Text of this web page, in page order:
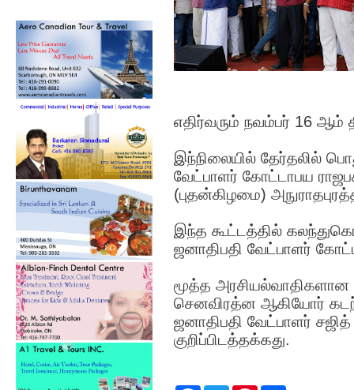
எதிர்வரும் நவம்பர் 16 ஆம்
இந்நிலையில் தேர்தலில்
வேட்பாளர் கோட்டாபய
(புதன்கிழமை)
இந்த கூட்டத்தில்
ஜனாதிபதி வேட்பாளர்
மூத்த அர­சி­யல்­வா­தி­க­ளான
சென­வி­ரத்ன ஆகியோர்
ஜனா­தி­பதி வேட்­பா­ள­ர் சஜித்
குறிப்பிடத்தக்கது.